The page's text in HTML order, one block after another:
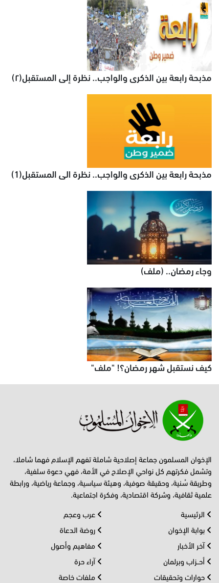
مذبحة رابعة بين الذكرى والواجب.. نظرة إلى المستقبل(٢)
مذبحة رابعة بين الذكرى والواجب.. نظرة الى المستقبل(1)
وجاء رمضان.. (ملف)
كيف نستقبل شهر رمضان؟! "ملف"
الإخوان المسلمون جماعة إصلاحية شاملة تفهم الإسلام فهما شاملا،
وتشمل فكرتهم كل نواحي الإصلاح في الأمة، فهي دعوة سلفية،
وطريقة سُنية، وحقيقة صوفية، وهيئة سياسية، وجماعة رياضية، ورابطة
علمية ثقافية، وشركة اقتصادية، وفكرة اجتماعية.
الرئيسية
بوابة الإخوان
آخر الأخبار
أحــزاب وبرلمان
حوارات وتحقيقات
عرب وعجم
روضة الدعاة
مفاهيم وأصول
آراء حرة
ملفات خاصة